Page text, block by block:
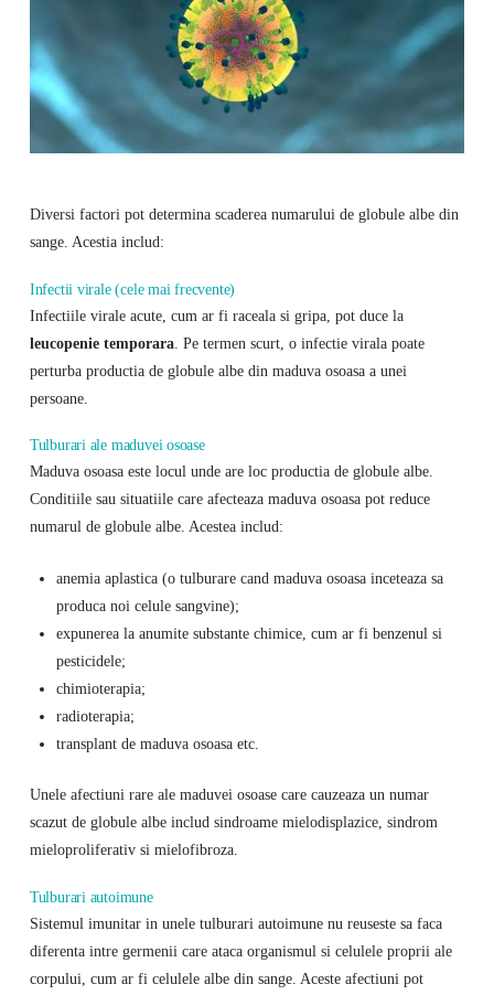
Diversi factori pot determina scaderea numarului de globule albe din
sange. Acestia includ:
Infectii virale (cele mai frecvente)
Infectiile virale acute, cum ar fi raceala si gripa, pot duce la
leucopenie temporara. Pe termen scurt, o infectie virala poate
perturba productia de globule albe din maduva osoasa a unei
persoane.
Tulburari ale maduvei osoase
Maduva osoasa este locul unde are loc productia de globule albe.
Conditiile sau situatiile care afecteaza maduva osoasa pot reduce
numarul de globule albe. Acestea includ:
anemia aplastica (o tulburare cand maduva osoasa inceteaza sa
produca noi celule sangvine);
expunerea la anumite substante chimice, cum ar fi benzenul si
pesticidele;
chimioterapia;
radioterapia;
transplant de maduva osoasa etc.
Unele afectiuni rare ale maduvei osoase care cauzeaza un numar
scazut de globule albe includ sindroame mielodisplazice, sindrom
mieloproliferativ si mielofibroza.
Tulburari autoimune
Sistemul imunitar in unele tulburari autoimune nu reuseste sa faca
diferenta intre germenii care ataca organismul si celulele proprii ale
corpului, cum ar fi celulele albe din sange. Aceste afectiuni pot